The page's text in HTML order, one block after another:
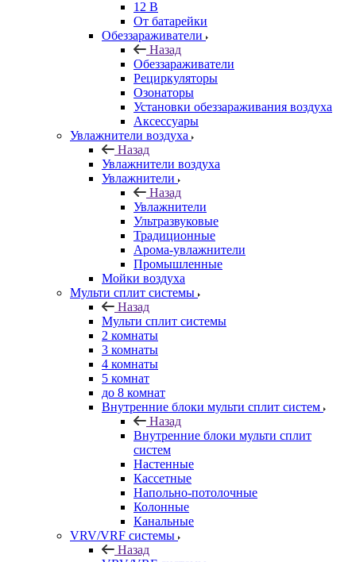
12 В
От батарейки
Обеззараживатели
Назад
Обеззараживатели
Рециркуляторы
Озонаторы
Установки обеззараживания воздуха
Аксессуары
Увлажнители воздуха
Назад
Увлажнители воздуха
Увлажнители
Назад
Увлажнители
Ультразвуковые
Традиционные
Арома-увлажнители
Промышленные
Мойки воздуха
Мульти сплит системы
Назад
Мульти сплит системы
2 комнаты
3 комнаты
4 комнаты
5 комнат
до 8 комнат
Внутренние блоки мульти сплит систем
Назад
Внутренние блоки мульти сплит
систем
Настенные
Кассетные
Напольно-потолочные
Колонные
Канальные
VRV/VRF системы
Назад